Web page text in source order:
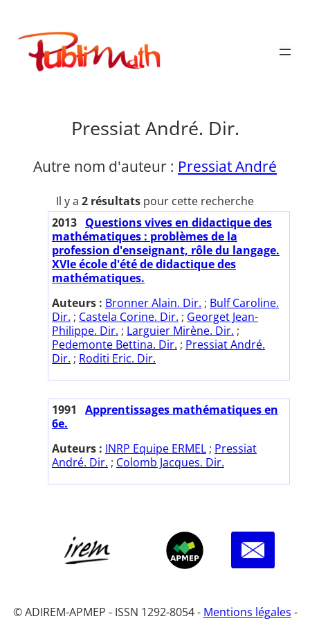
contenu
Publimath
Pressiat André. Dir.
Autre nom d'auteur : Pressiat André
Il y a 2 résultats pour cette recherche
2013 Questions vives en didactique des
mathématiques : problèmes de la
profession d'enseignant, rôle du langage.
XVIe école d'été de didactique des
mathématiques.
Auteurs : Bronner Alain. Dir. ; Bulf Caroline.
Dir. ; Castela Corine. Dir. ; Georget Jean-
Philippe. Dir. ; Larguier Mirène. Dir. ;
Pedemonte Bettina. Dir. ; Pressiat André.
Dir. ; Roditi Eric. Dir.
1991
Apprentissages mathématiques en
6e.
Auteurs : INRP Equipe ERMEL ; Pressiat
André. Dir. ; Colomb Jacques. Dir.
© ADIREM-APMEP - ISSN 1292-8054 - Mentions légales -